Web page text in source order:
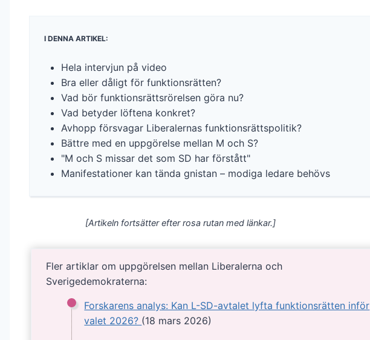
I DENNA ARTIKEL:
Hela intervjun på video
Bra eller dåligt för funktionsrätten?
Vad bör funktionsrättsrörelsen göra nu?
Vad betyder löftena konkret?
Avhopp försvagar Liberalernas funktionsrättspolitik?
Bättre med en uppgörelse mellan M och S?
"M och S missar det som SD har förstått"
Manifestationer kan tända gnistan – modiga ledare behövs
[Artikeln fortsätter efter rosa rutan med länkar.]
Fler artiklar om uppgörelsen mellan Liberalerna och
Sverigedemokraterna:
Forskarens analys: Kan L-SD-avtalet lyfta funktionsrätten inför
valet 2026? (18 mars 2026)